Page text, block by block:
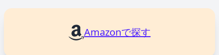
Amazonで探す